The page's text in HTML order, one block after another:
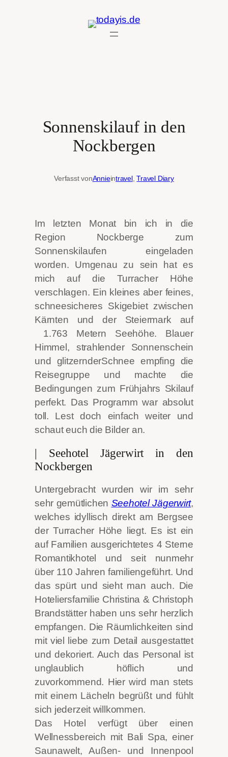
Sonnenskilauf in den
Nockbergen
Verfasst vonAnnieintravel, Travel Diary
Im letzten Monat bin ich in die
Region Nockberge zum
Sonnenskilaufen eingeladen
worden. Umgenau zu sein hat es
mich auf die Turracher Höhe
verschlagen. Ein kleines aber feines,
schneesicheres Skigebiet zwischen
Kärnten und der Steiermark auf
1.763 Metern Seehöhe. Blauer
Himmel, strahlender Sonnenschein
und glitzernderSchnee empfing die
Reisegruppe und machte die
Bedingungen zum Frühjahrs Skilauf
perfekt. Das Programm war absolut
toll. Lest doch einfach weiter und
schaut euch die Bilder an.
| Seehotel Jägerwirt in den
Nockbergen
Untergebracht wurden wir im sehr
sehr gemütlichen Seehotel Jägerwirt,
welches idyllisch direkt am Bergsee
der Turracher Höhe liegt. Es ist ein
auf Familien ausgerichtetes 4 Sterne
Romantikhotel und seit nunmehr
über 110 Jahren familiengeführt. Und
das spürt und sieht man auch. Die
Hoteliersfamilie Christina & Christoph
Brandstätter haben uns sehr herzlich
empfangen. Die Räumlichkeiten sind
mit viel liebe zum Detail ausgestattet
und dekoriert. Auch das Personal ist
unglaublich höflich und
zuvorkommend. Hier wird man stets
mit einem Lächeln begrüßt und fühlt
sich jederzeit willkommen.
Das Hotel verfügt über einen
Wellnessbereich mit Bali Spa, einer
Saunawelt, Außen- und Innenpool